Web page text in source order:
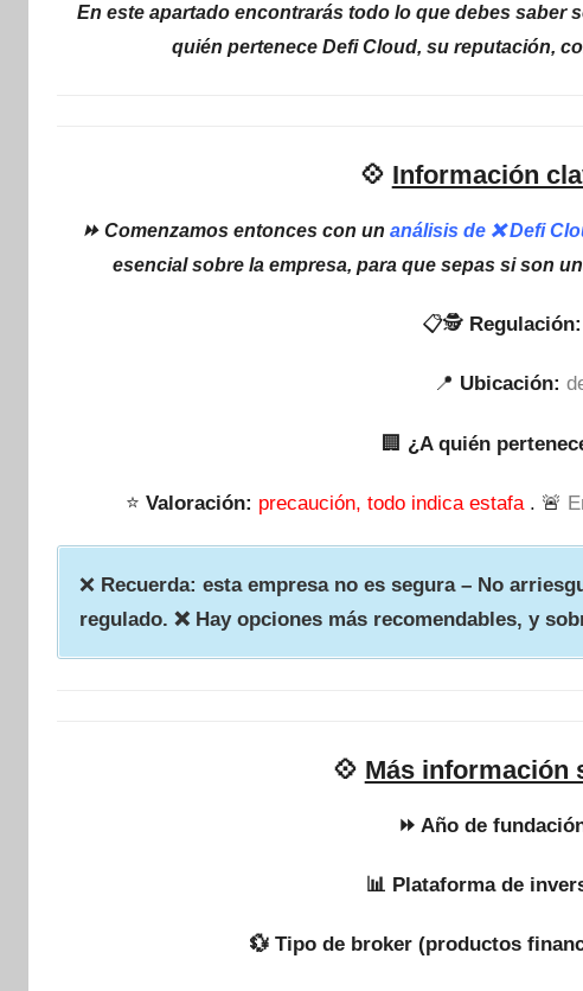
En este apartado encontrarás todo lo que debes saber
quién pertenece Defi Cloud, su reputación,
💠 Información
⏩ Comenzamos entonces con un análisis de ❌ Defi
esencial sobre la empresa, para que sepas si son
📋🕵 Regulación:
📍 Ubicación:
🏢 ¿A quién
⭐ Valoración: precaución, todo indica estafa . 🚨
❌ Recuerda: esta empresa no es segura – No
regulado. ❌ Hay opciones más recomendables, y
💠 Más información
⏩ Año de
📊 Plataforma de
💱 Tipo de broker (productos